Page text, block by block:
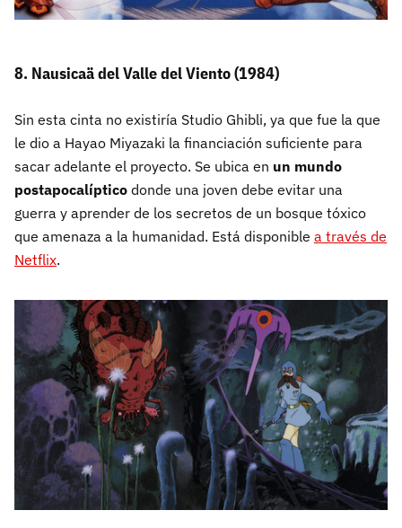
8. Nausicaä del Valle del Viento(1984)
Sin esta cinta no existiría Studio Ghibli, ya que fue la que
le dio a Hayao Miyazaki la financiación suficiente para
sacar adelante el proyecto. Se ubica en un mundo
postapocalíptico donde una joven debe evitar una
guerra y aprender de los secretos de un bosque tóxico
que amenaza a la humanidad. Está disponible a través de
Netflix.